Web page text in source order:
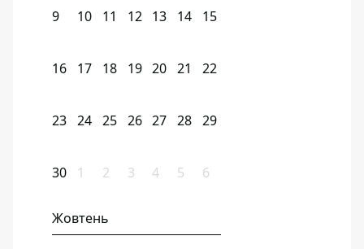
9 10 11 12 13 14 15
16 17 18 19 20 21 22
23 24 25 26 27 28 29
30 1 2 3 4 5 6
Жовтень